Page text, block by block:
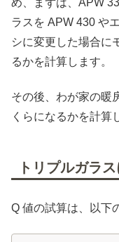
め、まずは、APW
ラスを APW 430 や
シに変更した場合に
るかを計算します。
その後、わが家の暖
くらになるかを計算
トリプルガラ
Q 値の試算は、以下